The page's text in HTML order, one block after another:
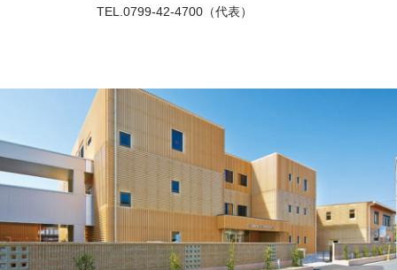
TEL.0799-42-4700（代表）